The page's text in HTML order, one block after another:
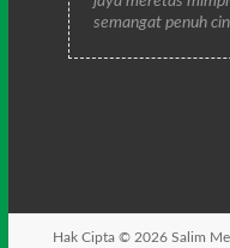
semangat penuh
Hak Cipta © 2026Salim